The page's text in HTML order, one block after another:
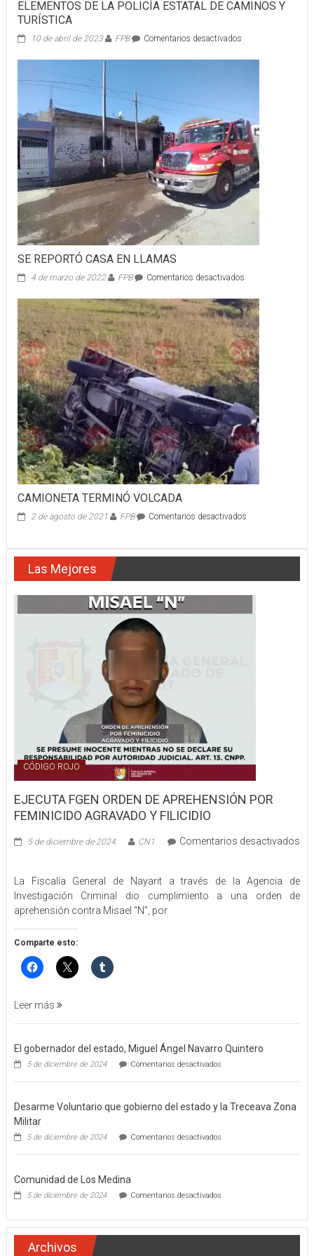
ELEMENTOS DE LA POLICÍA ESTATAL DE CAMINOS Y
TURÍSTICA
10 de abril de 2023 FPB Comentarios desactivadosen
DE
CAMINOS
Y
TURÍSTICA
SE REPORTÓ CASA EN LLAMAS
4 de marzo de 2022 FPB Comentarios desactivadosen
REPORTÓ
CASA
EN
LLAMAS
CAMIONETA TERMINÓ VOLCADA
2 de agosto de 2021 FPB Comentarios desactivadosen
Las Mejores
CÓDIGO ROJO
EJECUTA FGEN ORDEN DE APREHENSIÓN POR
FEMINICIDO AGRAVADO Y FILICIDIO
5 de diciembre de 2024 CN1
Comentarios desactivados
FGEN
ORDEN
DE
APREHENSIÓN
POR
FEMINICIDO
AGRAVADO
FILICIDIO
La Fiscalía General de Nayarit a través de la Agencia de
Investigación Criminal dio cumplimiento a una orden de
aprehensión contra Misael “N”, por
Comparte esto:
Leer más
El gobernador del estado, Miguel Ángel Navarro Quintero
5 de diciembre de 2024 Comentarios desactivadosen
gobernador
estado,
Navarro
Desarme Voluntario que gobierno del estado y la Treceava Zona
Militar
5 de diciembre de 2024 Comentarios desactivadosen
Voluntario
estado
la
Treceava
Comunidad de Los Medina
5 de diciembre de 2024 Comentarios desactivadosen
Los
Medina
Archivos